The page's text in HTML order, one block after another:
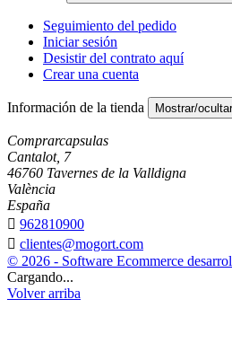
Seguimiento del pedido
Iniciar sesión
Desistir del contrato aquí
Crear una cuenta
Información de la tienda Mostrar/
Comprarcapsulas
Cantalot, 7
46760 Tavernes de la Valldigna
València
España
 962810900
 clientes@mogort.com
© 2026 - Software Ecommerce
Cargando...
Volver arriba